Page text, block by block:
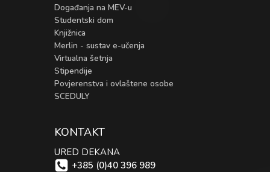
Događanja na MEV-u
Studentski dom
Knjižnica
Merlin - sustav e-učenja
Virtualna šetnja
Stipendije
Povjerenstva i ovlaštene osobe
SCEDULY
KONTAKT
URED DEKANA
+385 (0)40 396 989